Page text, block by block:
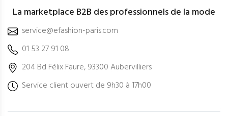
La marketplace B2B des professionnels de la mode
service@efashion-paris.com
01 53 27 91 08
204 Bd Félix Faure, 93300 Aubervilliers
Service client ouvert de 9h30 à 17h00